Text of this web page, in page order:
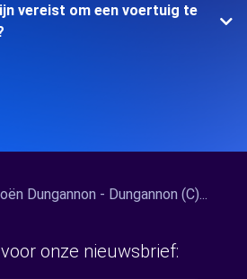
vereist om een voertuig te
Dungannon - Dungannon (C)...
onze nieuwsbrief: